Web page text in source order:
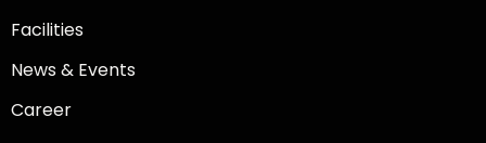
Facilities
News & Events
Career